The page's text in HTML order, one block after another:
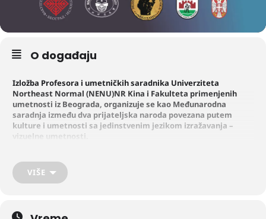
O događaju
Izložba Profesora i umetničkih saradnika Univerziteta
Northeast Normal (NENU)NR Kina i Fakulteta primenjenih
umetnosti iz Beograda, organizuje se kao Međunarodna
saradnja između dva prijateljska naroda povezana putem
kulture i umetnosti sa jedinstvenim jezikom izražavanja –
vizuelne umetnosti.
Iz Kineskog kulturnog centra iz Beograda, izložba dolazi na velika
vrata u Sremsku Mitrovicu u Muzej Srema gde će se dva naroda
VIŠE